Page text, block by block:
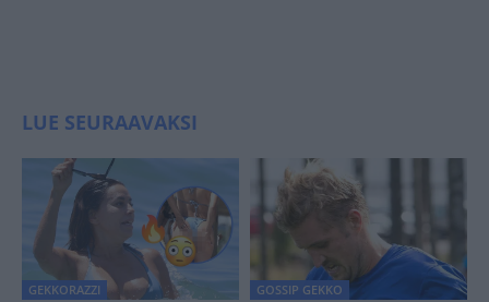
LUE SEURAAVAKSI
GEKKORAZZI GOSSIP GEKKO